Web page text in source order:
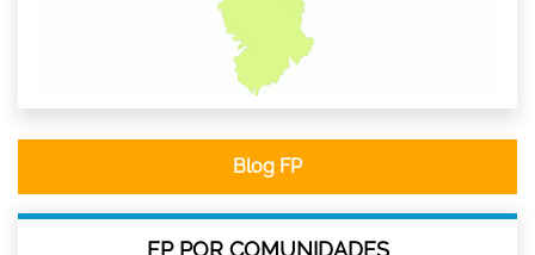
Blog FP
FP POR COMUNIDADES